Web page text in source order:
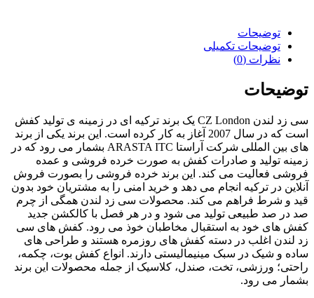
توضیحات
توضیحات تکمیلی
نظرات (0)
توضیحات
سی زد لندن CZ London یک برند ترکیه ای در زمینه ی تولید کفش
است که در سال 2007 آغاز به کار کرده است. این برند یکی از برند
های بین المللی شرکت آراستا ARASTA ITC بشمار می رود که در
زمینه تولید و صادرات کفش به صورت خرده فروشی و عمده
فروشی فعالیت می کند. این برند خرده فروشی را بصورت فروش
آنلاین در ترکیه انجام می دهد و خرید امنی را به مشتریان خود بدون
قید و شرط فراهم می کند. محصولات سی زد لندن همگی از چرم
صد در صد طبیعی تولید می شود و در هر فصل با کالکشن جدید
کفش های خود به استقبال مخاطبان خوذ می رود. کفش های سی
زد لندن اغلب در دسته کفش های روزمره هستند و طراحی های
ساده و شیک در سبک مینیمالیستی دارند. انواع کفش بوت، چکمه،
راحتی؛ ورزشی، تخت، صندل، کلاسیک از جمله محصولات این برند
بشمار می رود.